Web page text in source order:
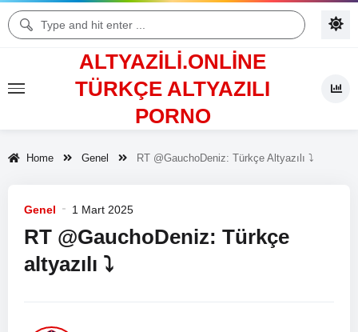
ALTYAZILI.ONLINE
TÜRKÇE ALTYAZILI
PORNO
Home Genel RT @GauchoDeniz: Türkçe Altyazılı ⤵️
Genel 1 Mart 2025
RT @GauchoDeniz: Türkçe
altyazılı ⤵️